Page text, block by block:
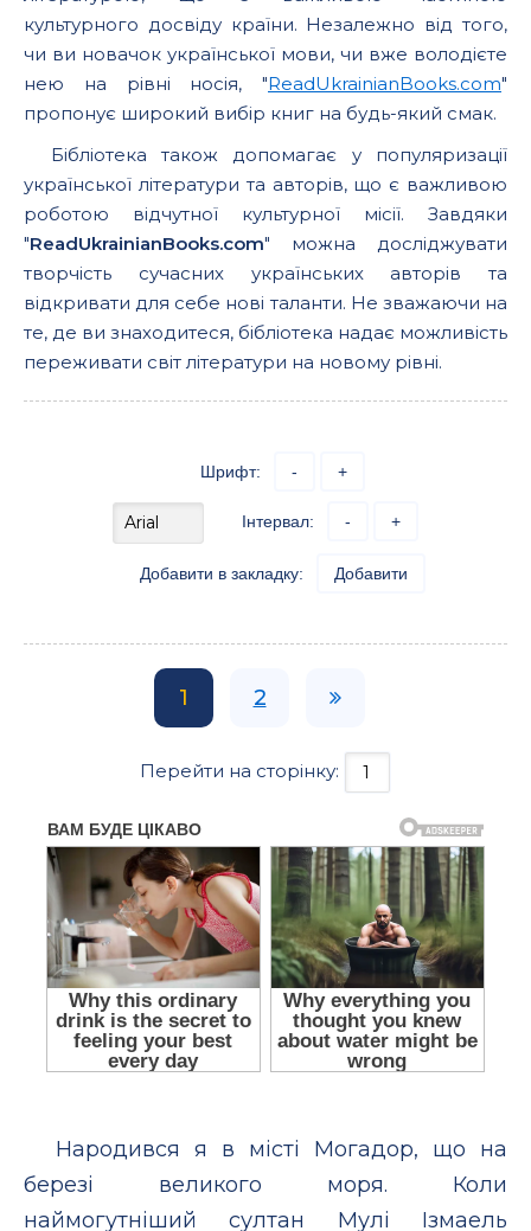
культурного досвіду країни. Незалежно від того,
чи ви новачок української мови, чи вже володієте
нею на рівні носія, "ReadUkrainianBooks.com"
пропонує широкий вибір книг на будь-який смак.
Бібліотека також допомагає у популяризації
української літератури та авторів, що є важливою
роботою відчутної культурної місії. Завдяки
"ReadUkrainianBooks.com" можна досліджувати
творчість сучасних українських авторів та
відкривати для себе нові таланти. Не зважаючи на
те, де ви знаходитеся, бібліотека надає можливість
переживати світ літератури на новому рівні.
Шрифт: - +
Інтервал: - +
Добавити в закладку: Добавити
1 2
Перейти на сторінку:
Народився я в місті Могадор, що на
березі великого моря. Коли
наймогутніший султан Мулі Ізмаель